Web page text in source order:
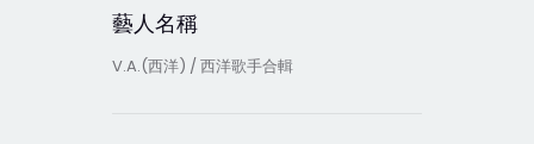
藝人名稱
V.A.(西洋) / 西洋歌手合輯